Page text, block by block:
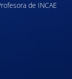
de INCAE